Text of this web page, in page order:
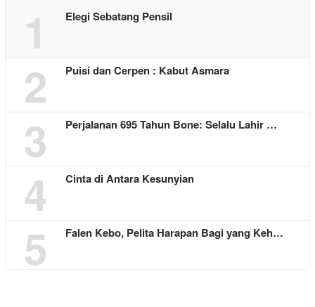
1 Elegi Sebatang Pensil
2 Puisi dan Cerpen : Kabut Asmara
3 Perjalanan 695 Tahun Bone: Selalu Lahir …
4 Cinta di Antara Kesunyian
5 Falen Kebo, Pelita Harapan Bagi yang Keh…